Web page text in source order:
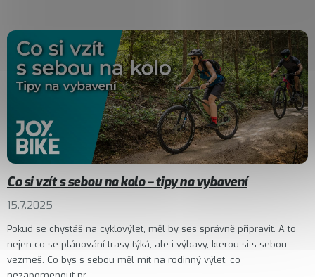
Co si vzít s sebou na kolo – tipy na vybavení
15.7.2025
Pokud se chystáš na cyklovýlet, měl by ses správně připravit. A to
nejen co se plánování trasy týká, ale i výbavy, kterou si s sebou
vezmeš. Co bys s sebou měl mít na rodinný výlet, co